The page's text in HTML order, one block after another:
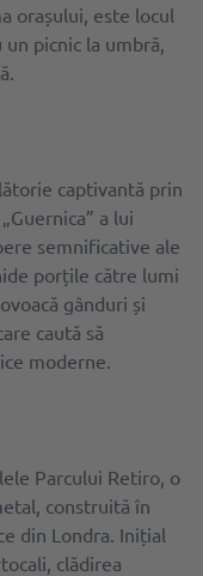
orașului, este locul
picnic la umbră,
captivantă prin
a lui
semnificative ale
porțile către lumi
gânduri și
caută să
moderne.
Parcului Retiro, o
construită în
din Londra. Inițial
clădirea